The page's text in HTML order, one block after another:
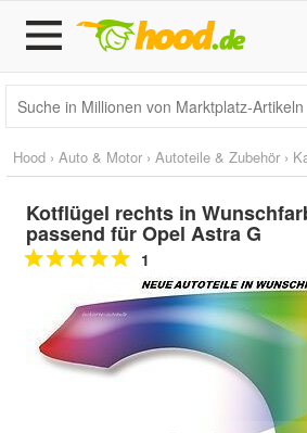
Hood › Auto & Motor › Autoteile & Zubehör ›
Kotflügel rechts in
passend für Opel Astra G
1